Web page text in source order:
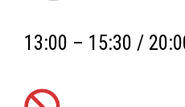
13:00 – 15:30 /